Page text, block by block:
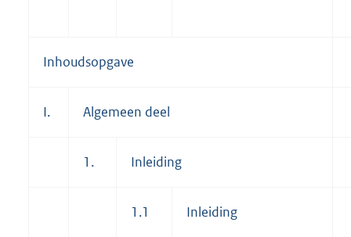
Inhoudsopgave
I. Algemeen deel
1. Inleiding
1.1 Inleiding